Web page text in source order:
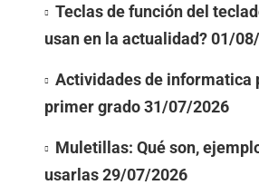
Teclas de función del
usan en la actualidad?01/
Actividades de informatica
primer grado31/07/2026
Muletillas: Qué son,
usarlas29/07/2026